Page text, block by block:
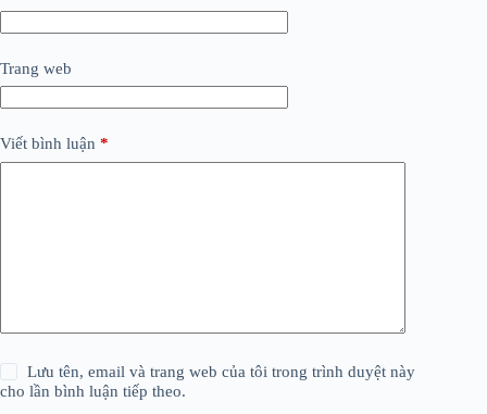
Trang web
Viết bình luận *
Lưu tên, email và trang web của tôi trong trình duyệt này
cho lần bình luận tiếp theo.